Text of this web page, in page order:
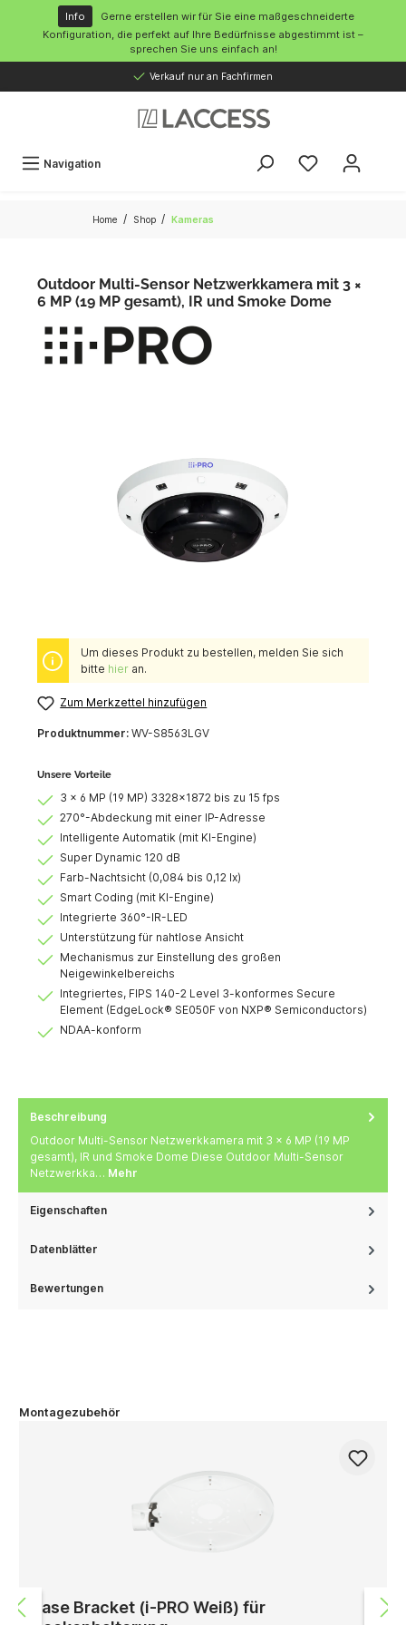
springen
Info
Gerne erstellen wir für Sie eine maßgeschneiderte
Konfiguration, die perfekt auf Ihre Bedürfnisse abgestimmt ist –
sprechen Sie uns einfach an!
Verkauf nur an Fachfirmen
Navigation
Home / Shop / Kameras
Outdoor Multi-Sensor Netzwerkkamera mit 3 ×
6 MP (19 MP gesamt), IR und Smoke Dome
Um dieses Produkt zu bestellen, melden Sie sich
bitte hieran.
Zum Merkzettel hinzufügen
Produktnummer: WV-S8563LGV
Unsere Vorteile
3 x 6 MP (19 MP) 3328x1872 bis zu 15 fps
270°-Abdeckung mit einer IP-Adresse
Intelligente Automatik (mit KI-Engine)
Super Dynamic 120 dB
Farb-Nachtsicht (0,084 bis 0,12 lx)
Smart Coding (mit KI-Engine)
Integrierte 360°-IR-LED
Unterstützung für nahtlose Ansicht
Mechanismus zur Einstellung des großen
Neigewinkelbereichs
Integriertes, FIPS 140-2 Level 3-konformes Secure
Element (EdgeLock® SE050F von NXP® Semiconductors)
NDAA-konform
Beschreibung
Outdoor Multi-Sensor Netzwerkkamera mit 3 × 6 MP (19 MP
gesamt), IR und Smoke Dome Diese Outdoor Multi-Sensor
Netzwerkka… Mehr
Eigenschaften
Datenblätter
Bewertungen
Montagezubehör
Base Bracket (i-PRO Weiß) für